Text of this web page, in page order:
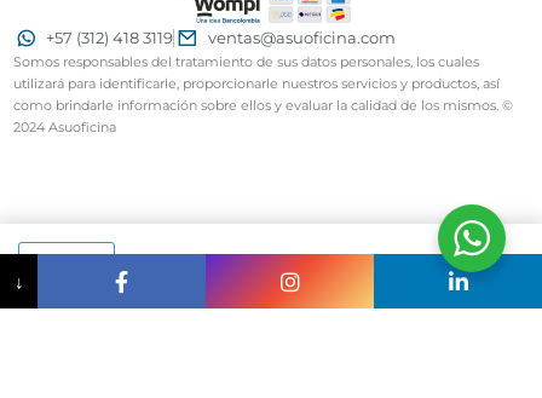
+57 (312) 418 3119 ventas@asuoficina.com
Somos responsables del tratamiento de sus datos personales, los cuales
utilizará para identificarle, proporcionarle nuestros servicios y productos, así
como brindarle información sobre ellos y evaluar la calidad de los mismos. ©
2024 Asuoficina
↓